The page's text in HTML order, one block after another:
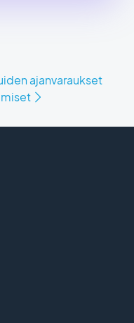
ajanvaraukset